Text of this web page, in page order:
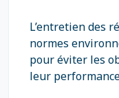
L’entretien des
normes
pour éviter les
leur